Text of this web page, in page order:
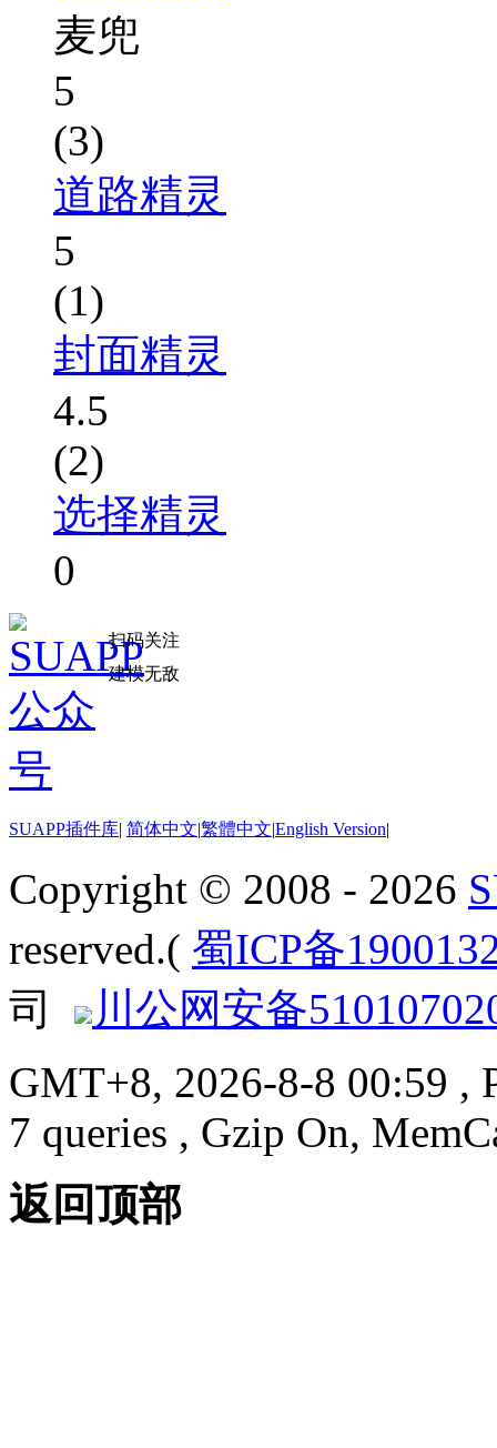
麦兜
5
(3)
道路精灵
5
(1)
封面精灵
4.5
(2)
选择精灵
0
扫码关注
建模无敌
SUAPP插件库| 简体中文|繁體中文|English Version|
Copyright © 2008 - 2026
reserved.( 蜀ICP备
司
川公网安备
GMT+8, 2026-8-8 00:59 ,
7 queries , Gzip On,
返回顶部